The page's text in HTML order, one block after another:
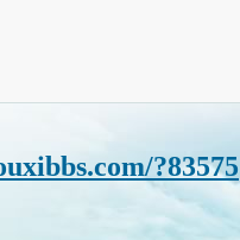
?83575